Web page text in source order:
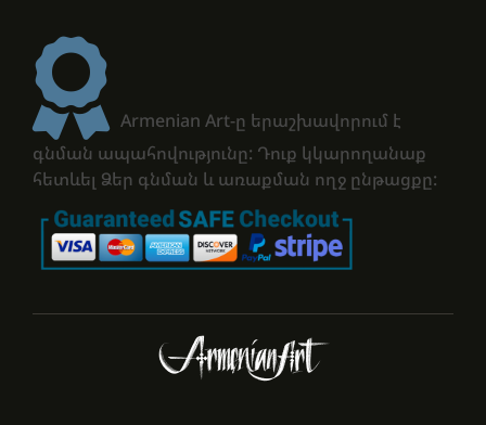
Armenian Art-ը երաշխավորում է
գնման ապահովությունը: Դուք կկարողանաք
հետևել Ձեր գնման և առաքման ողջ ընթացքը: